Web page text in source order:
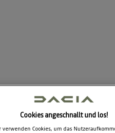
Cookies angeschnallt und los!
Cookies, um das